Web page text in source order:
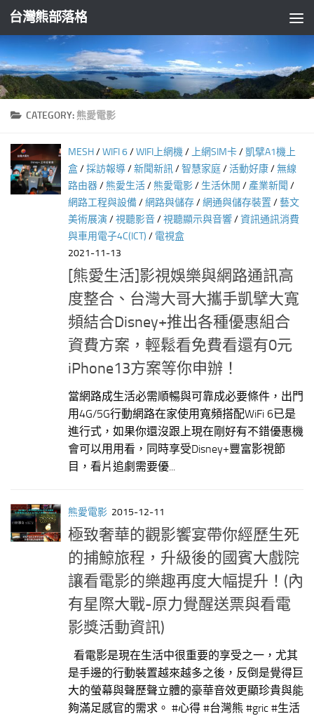
Skip to content
台灣熊部落格
CATEGORY: 熊愛電影
MESH/WIFI 6/WIFI上網機/ 上網SIM卡/凱擘A1機上
盒/採訪報導/新聞新訊/智慧家庭/活動好康/無線
路由器/ 熊愛生活/ 熊愛電影/ 生活休閒 / 產業新聞 /
網路工程與設備/網路與儲存/網通與儲存裝置 /藝文
美術展演 /視聽影音/視聽顯示與音響/資訊通訊消費
與車用電子4C(ICT) / 電視盒
2021-11-13
[熊愛生活]影視娛樂與網路通訊高
度整合、台灣大哥大攜手凱擘大寬
頻結合Disney+推出各種優惠組合
資費方案，輕鬆看免費看還有0元
iPhone13方案等你申辦！
當網路成生活必需順暢與可靠成必要條件，出門
用4G/5G行動網路在家使用寬頻搭配WiFi 6已是
進行式，如果你還沒跟上現在剛好有不錯優惠機
會可以用用看，同時享受Disney+豐富影視節
目，看片追劇需要優...
熊愛電影 2015-12-11
極致奢華的觀影饗宴帶你經歷生死
的捕鯨旅程，升級後的國賓大戲院
讓看電影的樂趣再度大幅提升！(內
有星際大戰-原力覺醒送票與看電
影獎活動資訊)
看電影是現在生活中很重要的享受之一，尤其
是手邊的行動裝置越來越多之後，反倒是覺得巨
大的螢幕與聲歷聲立體的豪華音效更顯珍貴與能
夠滿足感官的需求。 #心得 #台灣熊 #gric #生活